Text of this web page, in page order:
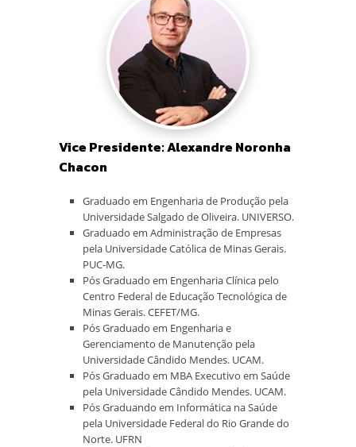
Vice Presidente: Alexandre Noronha
Chacon
Graduado em Engenharia de Produção pela
Universidade Salgado de Oliveira. UNIVERSO.
Graduado em Administração de Empresas
pela Universidade Católica de Minas Gerais.
PUC-MG.
Pós Graduado em Engenharia Clínica pelo
Centro Federal de Educação Tecnológica de
Minas Gerais. CEFET/MG.
Pós Graduado em Engenharia e
Gerenciamento de Manutenção pela
Universidade Cândido Mendes. UCAM.
Pós Graduado em MBA Executivo em Saúde
pela Universidade Cândido Mendes. UCAM.
Pós Graduando em Informática na Saúde
pela Universidade Federal do Rio Grande do
Norte. UFRN